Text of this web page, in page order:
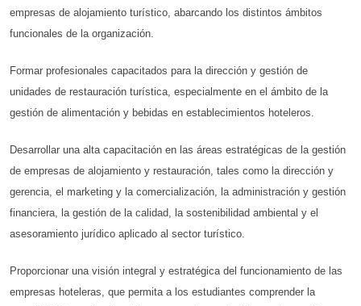
empresas de alojamiento turístico, abarcando los distintos ámbitos
funcionales de la organización.
Formar profesionales capacitados para la dirección y gestión de
unidades de restauración turística, especialmente en el ámbito de la
gestión de alimentación y bebidas en establecimientos hoteleros.
Desarrollar una alta capacitación en las áreas estratégicas de la gestión
de empresas de alojamiento y restauración, tales como la dirección y
gerencia, el marketing y la comercialización, la administración y gestión
financiera, la gestión de la calidad, la sostenibilidad ambiental y el
asesoramiento jurídico aplicado al sector turístico.
Proporcionar una visión integral y estratégica del funcionamiento de las
empresas hoteleras, que permita a los estudiantes comprender la